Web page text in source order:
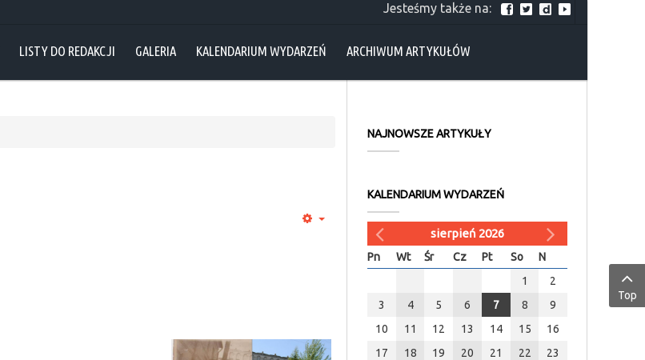
Jesteśmy także na:
LISTY DO REDAKCJI GALERIA KALENDARIUM WYDARZEŃ ARCHIWUM ARTYKUŁÓW
NAJNOWSZE ARTYKUŁY
KALENDARIUM WYDARZEŃ
sierpień 2026
Pn Wt Śr Cz Pt So
N
1
2
3
4 5 6 7 8
9
10
11 12 13 14 15
16
17
18 19 20 21 22
23
Top